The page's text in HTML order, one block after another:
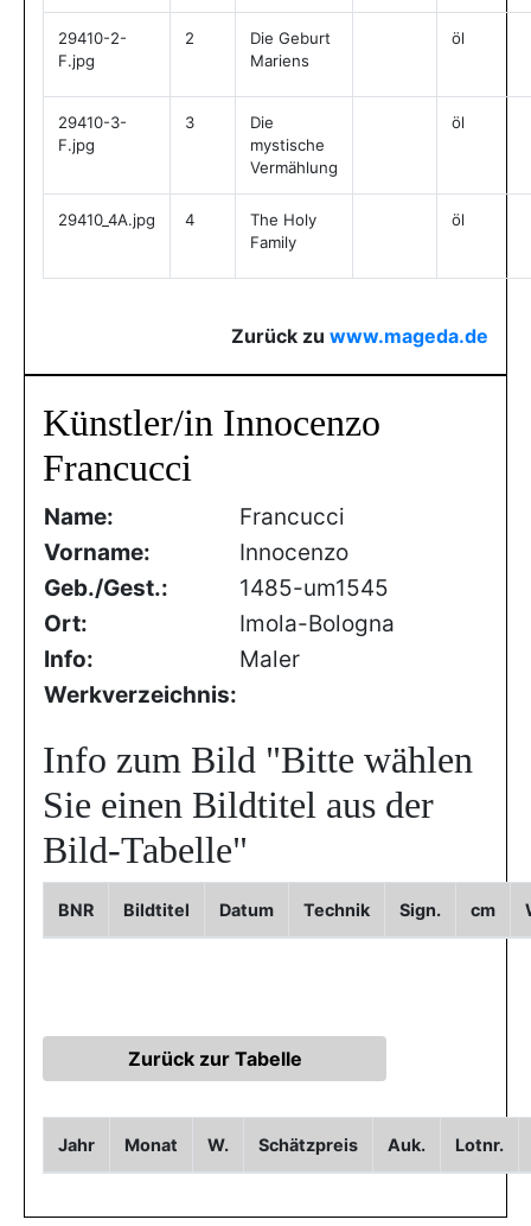
29410-2-
F.jpg
2
Die Geburt
Mariens
öl
29410-3-
F.jpg
3
Die
mystische
Vermählung
öl
29410_4A.jpg 4
The Holy
Family
öl
Zurück zu www.mageda.de
Künstler/in Innocenzo
Francucci
Name:
Francucci
Vorname:
Innocenzo
Geb./Gest.:
1485-um1545
Ort:
Imola-Bologna
Info:
Maler
Werkverzeichnis:
Info zum Bild "Bitte wählen
Sie einen Bildtitel aus der
Bild-Tabelle"
BNR Bildtitel Datum Technik Sign. cm
Jahr Monat W. Schätzpreis Auk. Lotnr.